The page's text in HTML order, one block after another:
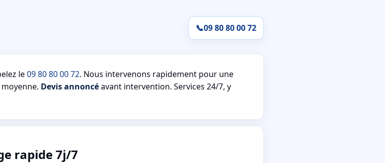
📞09 80 80 00 72
le09 80 80 00 72. Nous intervenons rapidement pour une
Devis annoncéavant intervention. Services 24/7, y
rapide 7j/7